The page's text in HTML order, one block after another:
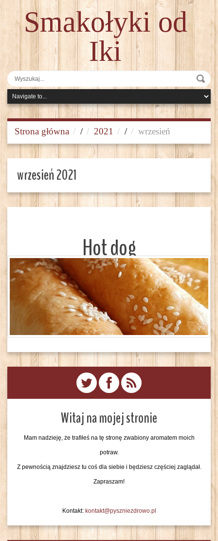
Smakołyki od
Iki
Strona główna / 2021 / wrzesień
wrzesień 2021
Hot dog
Witaj na mojej stronie
Mam nadzieję, że trafiłeś na tę stronę zwabiony aromatem moich
potraw.
Z pewnością znajdziesz tu coś dla siebie i będziesz częściej zaglądał.
Zapraszam!
Kontakt: kontakt@pyszniezdrowo.pl